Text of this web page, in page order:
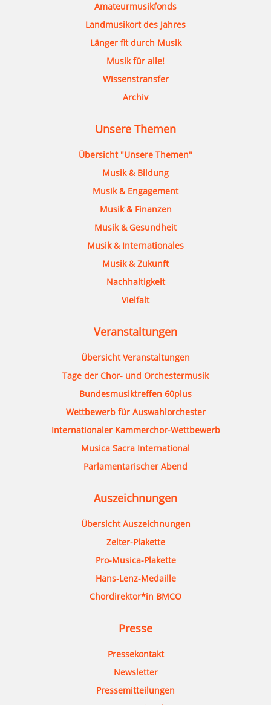
Amateurmusikfonds
Landmusikort des Jahres
Länger fit durch Musik
Musik für alle!
Wissenstransfer
Archiv
Unsere Themen
Übersicht "Unsere Themen"
Musik & Bildung
Musik & Engagement
Musik & Finanzen
Musik & Gesundheit
Musik & Internationales
Musik & Zukunft
Nachhaltigkeit
Vielfalt
Veranstaltungen
Übersicht Veranstaltungen
Tage der Chor- und Orchestermusik
Bundesmusiktreffen 60plus
Wettbewerb für Auswahlorchester
Internationaler Kammerchor-Wettbewerb
Musica Sacra International
Parlamentarischer Abend
Auszeichnungen
Übersicht Auszeichnungen
Zelter-Plakette
Pro-Musica-Plakette
Hans-Lenz-Medaille
Chordirektor*in BMCO
Presse
Pressekontakt
Newsletter
Pressemitteilungen